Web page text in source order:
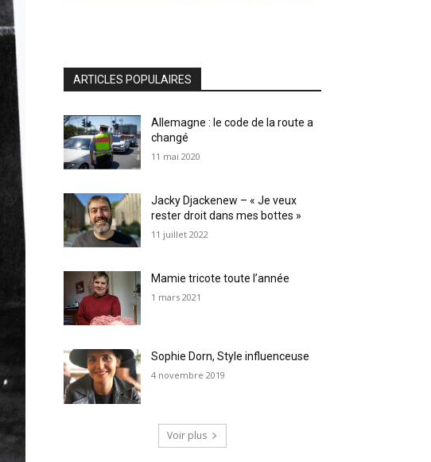
ARTICLES POPULAIRES
Allemagne : le code de la route a
changé
11 mai 2020
Jacky Djackenew – « Je veux
rester droit dans mes bottes »
11 juillet 2022
Mamie tricote toute l’année
1 mars 2021
Sophie Dorn, Style influenceuse
4 novembre 2019
Voir plus